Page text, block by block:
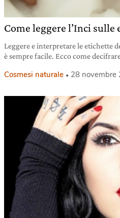
Come leggere l’Inci
Leggere e interpretare le etichette
è sempre facile. Ecco come
Cosmesi naturale 28 novembre